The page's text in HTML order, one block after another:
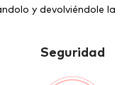
y devolviéndole la
Seguridad